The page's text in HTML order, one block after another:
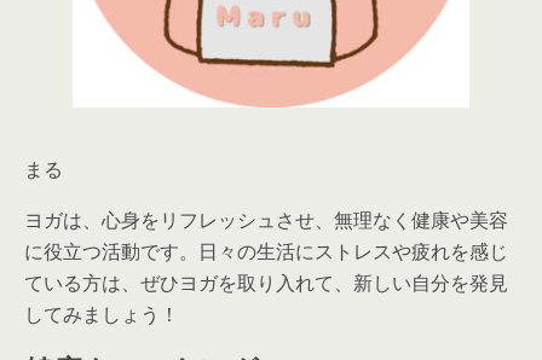
まる
ヨガは、心身をリフレッシュさせ、無理なく健康や美容
に役立つ活動です。日々の生活にストレスや疲れを感じ
ている方は、ぜひヨガを取り入れて、新しい自分を発見
してみましょう！